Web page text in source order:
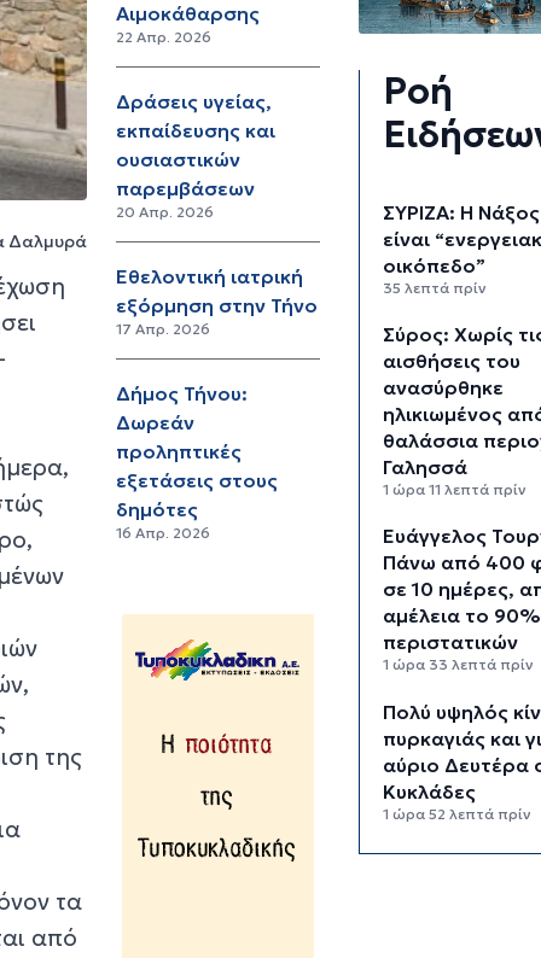
Δαλμυρά
της
τα
από
Αιμοκάθαρσης
22 Απρ. 2026
Δράσεις υγείας,
εκπαίδευσης και
ουσιαστικών
παρεμβάσεων
20 Απρ. 2026
Εθελοντική ιατρική
εξόρμηση στην Τήνο
17 Απρ. 2026
Δήμος Τήνου:
Δωρεάν
προληπτικές
εξετάσεις στους
δημότες
16 Απρ. 2026
Ροή
ΣΥΡΙΖΑ: Η
είναι
οικόπεδο”
35 λεπτά πρίν
Σύρος: Χωρίς
αισθήσεις του
ανασύρθηκε
ηλικιωμένος
θαλάσσια
Γαλησσά
1 ώρα 11 λεπτά πρίν
Ευάγγελος
Πάνω από 400
σε 10 ημέρες,
αμέλεια το
περιστατικών
1 ώρα 33 λεπτά πρίν
Πολύ υψηλός
πυρκαγιάς και
αύριο Δευτέρα
Κυκλάδες
1 ώρα 52 λεπτά πρίν
Ασθενής